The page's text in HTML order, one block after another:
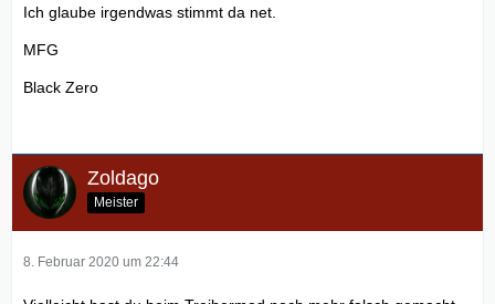
Ich glaube irgendwas stimmt da net.
MFG
Black Zero
Zoldago
Meister
8. Februar 2020 um 22:44